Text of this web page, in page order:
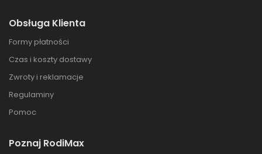
Obsługa Klienta
Formy płatności
Czas i koszty dostawy
Zwroty i reklamacje
Regulaminy
Pomoc
Poznaj RodiMax